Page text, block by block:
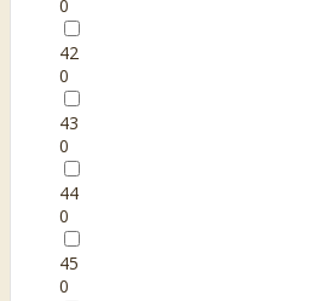
0
42
0
43
0
44
0
45
0